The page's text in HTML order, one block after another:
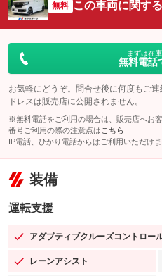
無料 この車両に関す
まずは在
無料電話
お気軽にどうぞ。問合せ後に何度もご
ドレスは販売店に公開されません。
※無料電話をご利用の場合は、販売店へお
番号ご利用の際の注意点は こちら
IP電話、ひかり電話からはご利用いただけま
装備
運転支援
アダプティブクルーズコントロー
：装備あり
レーンアシスト
：装備あり